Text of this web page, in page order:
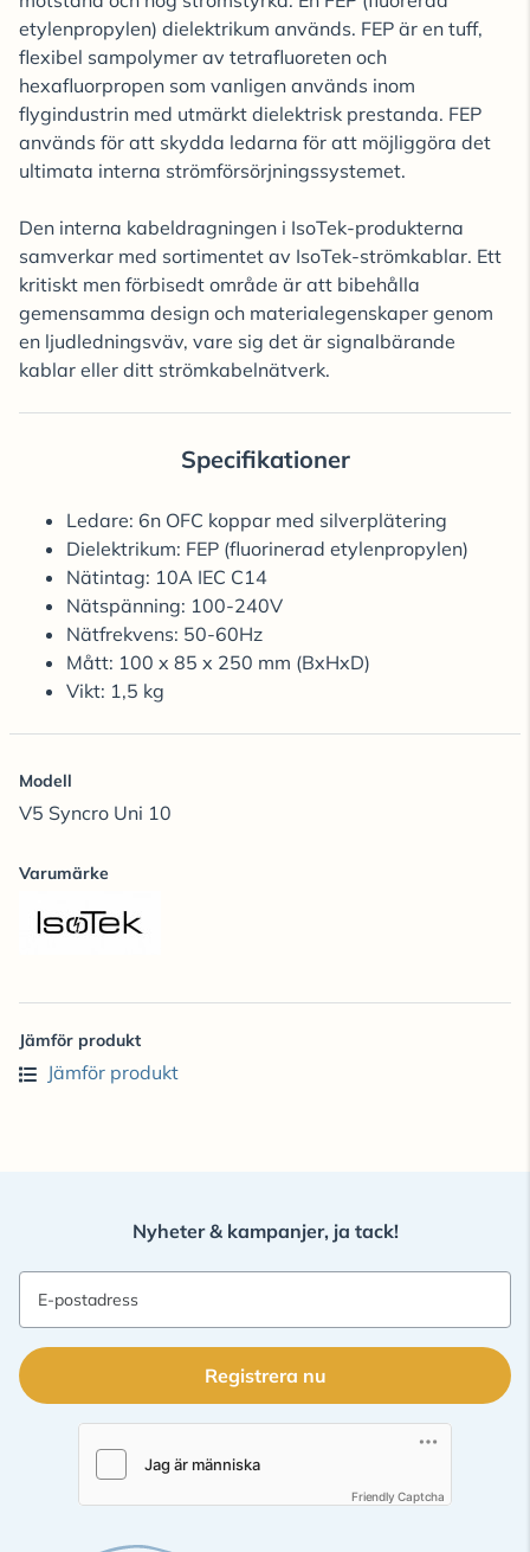
etylenpropylen) dielektrikum används. FEP är en tuff,
flexibel sampolymer av tetrafluoreten och
hexafluorpropen som vanligen används inom
flygindustrin med utmärkt dielektrisk prestanda. FEP
används för att skydda ledarna för att möjliggöra det
ultimata interna strömförsörjningssystemet.
Den interna kabeldragningen i IsoTek-produkterna
samverkar med sortimentet av IsoTek-strömkablar. Ett
kritiskt men förbisedt område är att bibehålla
gemensamma design och materialegenskaper genom
en ljudledningsväv, vare sig det är signalbärande
kablar eller ditt strömkabelnätverk.
Specifikationer
Ledare: 6n OFC koppar med silverplätering
Dielektrikum: FEP (fluorinerad etylenpropylen)
Nätintag: 10A IEC C14
Nätspänning: 100-240V
Nätfrekvens: 50-60Hz
Mått: 100 x 85 x 250 mm (BxHxD)
Vikt: 1,5 kg
Modell
V5 Syncro Uni 10
Varumärke
Jämför produkt
Jämför produkt
Nyheter & kampanjer, ja tack!
E-postadress
Registrera nu
Friendly Captcha